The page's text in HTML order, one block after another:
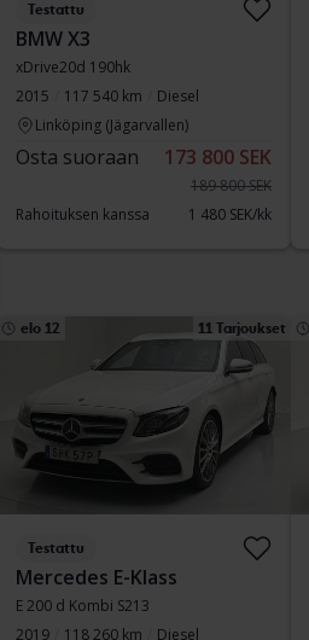
Testattu
BMW X3
xDrive20d 190hk
2015
117 540 km
Diesel
Linköping (Jägarvallen)
Osta suoraan 173 800 SEK
189 800 SEK
Rahoituksen kanssa
1 480 SEK/kk
elo 12 11 Tarjoukset
Testattu
Mercedes E-Klass
E 200 d Kombi S213
2019
118 260 km Diesel